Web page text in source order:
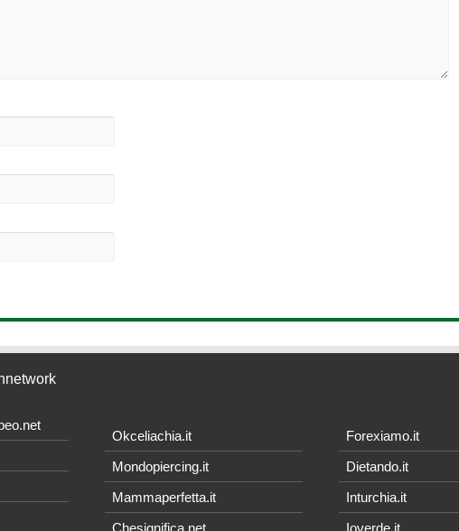
Okceliachia.it
Mondopiercing.it
Mammaperfetta.it
Forexiamo.it
Dietando.it
Inturchia.it